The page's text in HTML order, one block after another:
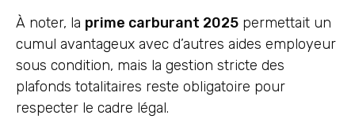
À noter, la prime carburant 2025 permettait un
cumul avantageux avec d’autres aides employeur
sous condition, mais la gestion stricte des
plafonds totalitaires reste obligatoire pour
respecter le cadre légal.